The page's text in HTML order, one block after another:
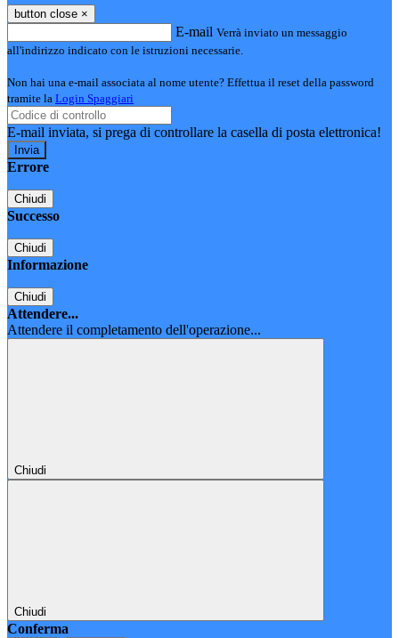
button close ×
E-mail Verrà inviato un messaggio
all'indirizzo indicato con le istruzioni necessarie.
Non hai una e-mail associata al nome utente? Effettua il reset della password
tramite la Login Spaggiari
E-mail inviata, si prega di controllare la casella di posta elettronica!
Errore
Chiudi
Successo
Chiudi
Informazione
Chiudi
Attendere...
Attendere il completamento dell'operazione...
Chiudi
Chiudi
Conferma